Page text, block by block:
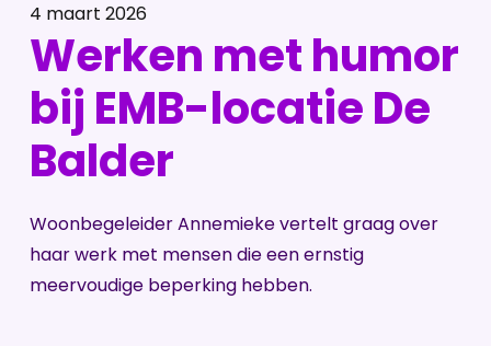
4 maart 2026
Werken met humor
bij EMB-locatie De
Balder
Woonbegeleider Annemieke vertelt graag over
haar werk met mensen die een ernstig
meervoudige beperking hebben.